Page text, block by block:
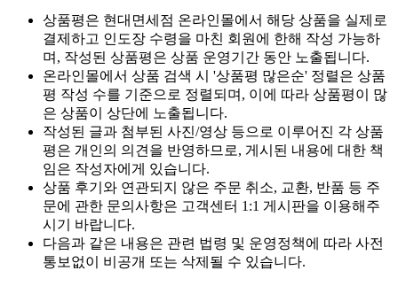
상품평은 현대면세점 온라인몰에서 해당 상품을 실제로
결제하고 인도장 수령을 마친 회원에 한해 작성 가능하
며, 작성된 상품평은 상품 운영기간 동안 노출됩니다.
온라인몰에서 상품 검색 시 '상품평 많은순' 정렬은 상품
평 작성 수를 기준으로 정렬되며, 이에 따라 상품평이 많
은 상품이 상단에 노출됩니다.
작성된 글과 첨부된 사진/영상 등으로 이루어진 각 상품
평은 개인의 의견을 반영하므로, 게시된 내용에 대한 책
임은 작성자에게 있습니다.
상품 후기와 연관되지 않은 주문 취소, 교환, 반품 등 주
문에 관한 문의사항은 고객센터 1:1 게시판을 이용해주
시기 바랍니다.
다음과 같은 내용은 관련 법령 및 운영정책에 따라 사전
통보없이 비공개 또는 삭제될 수 있습니다.